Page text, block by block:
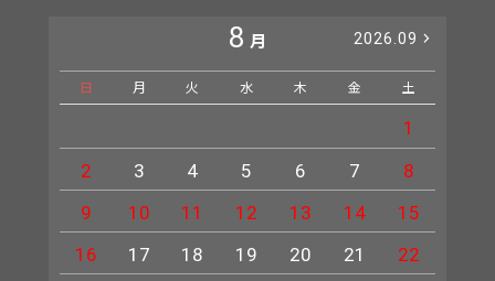
8 月 2026.09
日 月 火 水 木 金 土
1
2
3 4 5 6 7
8
9
10 11 12 13 14
15
16
17 18 19 20 21
22